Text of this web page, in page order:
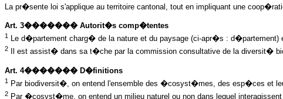
La pr�sente loi s'applique au territoire cantonal, tout en impliquant une
Art. 3������� Autorit�s comp�tentes
1 Le d�partement charg� de la nature et du paysage (ci-apr�s :
2 Il est assist� dans sa t�che par la commission consultative de la diversit�
Art. 4������� D�finitions
1 Par biodiversit�, on entend l'ensemble des �cosyst�mes, des esp�ces et
2 Par �cosyst�me, on entend un milieu naturel ou non dans lequel